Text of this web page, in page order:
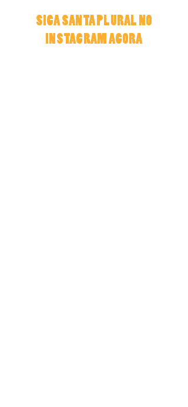
SIGA SANTA PLURAL NO
INSTAGRAM AGORA